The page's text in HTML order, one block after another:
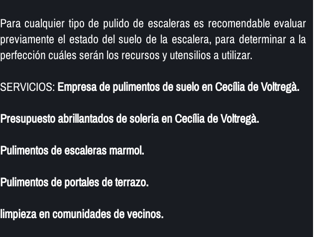
Para cualquier tipo de pulido de escaleras es recomendable evaluar
previamente el estado del suelo de la escalera, para determinar a la
perfección cuáles serán los recursos y utensilios a utilizar.
SERVICIOS: Empresa de pulimentos de suelo en Cecília de Voltregà.
Presupuesto abrillantados de soleria en Cecília de Voltregà.
Pulimentos de escaleras marmol.
Pulimentos de portales de terrazo.
limpieza en comunidades de vecinos.